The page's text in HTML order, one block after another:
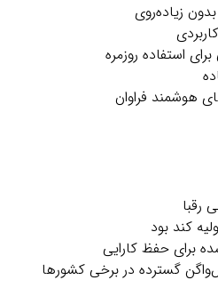
زیاده‌روی
استفاده روزمره
هوشمند فراوان
رقبا
کند بود
برای حفظ کارایی
گسترده در برخی کشورها